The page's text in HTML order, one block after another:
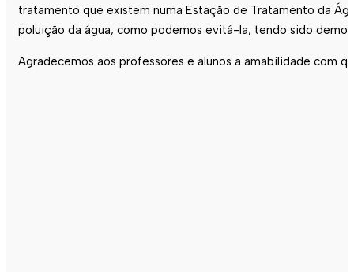
tratamento que existem numa Estação de Tratamento da
poluição da água, como podemos evitá-la, tendo sido
Agradecemos aos professores e alunos a amabilidade com